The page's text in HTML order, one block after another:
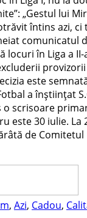
„Gestul lui
întins azi,
locuri în Liga a
provizorii
este
a înştiinţat
o scrisoare
este 30 iulie.
de Comitetul
, Azi, Cadou,